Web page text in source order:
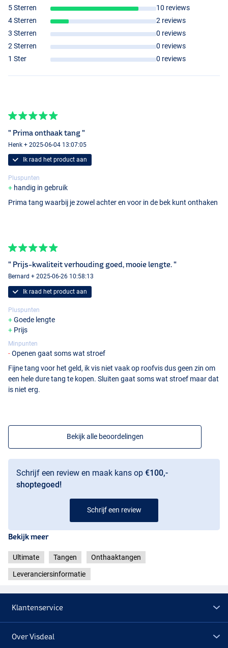
5 Sterren
10 reviews
4 Sterren
2 reviews
3 Sterren
0 reviews
2 Sterren
0 reviews
1 Ster
0 reviews
" Prima onthaak tang "
Henk + 2025-06-04 13:07:05
Ik raad het product aan
Pluspunten
handig in gebruik
Prima tang waarbij je zowel achter en voor in de bek kunt onthaken
" Prijs-kwaliteit verhouding goed, mooie lengte. "
Bernard + 2025-06-26 10:58:13
Ik raad het product aan
Pluspunten
Goede lengte
Prijs
Minpunten
Openen gaat soms wat stroef
Fijne tang voor het geld, ik vis niet vaak op roofvis dus geen zin om
een hele dure tang te kopen. Sluiten gaat soms wat stroef maar dat
is niet erg.
Bekijk alle beoordelingen
Schrijf een review en maak kans op €100,-
shoptegoed!
Schrijf een review
Bekijk meer
Ultimate Tangen Onthaaktangen
Leveranciersinformatie
Klantenservice
Over Visdeal